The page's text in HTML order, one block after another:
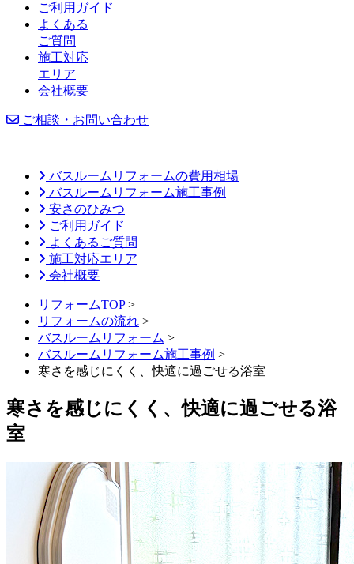
ご利用ガイド
よくある
ご質問
施工対応
エリア
会社概要
ご相談・お問い合わせ
バスルームリフォームの費用相場
バスルームリフォーム施工事例
安さのひみつ
ご利用ガイド
よくあるご質問
施工対応エリア
会社概要
リフォームTOP>
リフォームの流れ >
バスルームリフォーム >
バスルームリフォーム施工事例 >
寒さを感じにくく、快適に過ごせる浴室
寒さを感じにくく、快適に過ごせる浴
室